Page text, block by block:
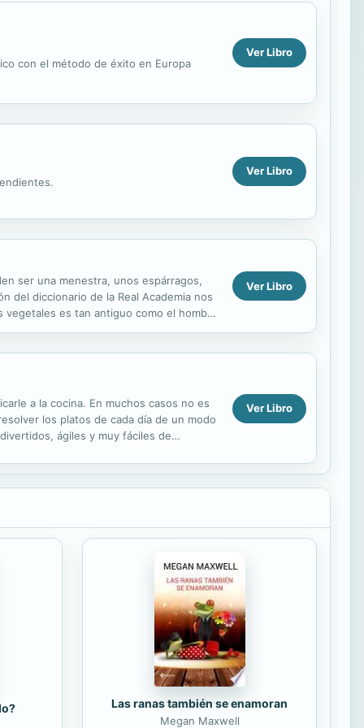
con el método de éxito en Europa
Ver Libro
Ver Libro
ser una menestra, unos espárragos,
del diccionario de la Real Academia nos
es tan antiguo como el hombre
Ver Libro
a la cocina. En muchos casos no es
los platos de cada día de un modo
ágiles y muy fáciles de
Ver Libro
Las ranas también se enamoran
Megan Maxwell